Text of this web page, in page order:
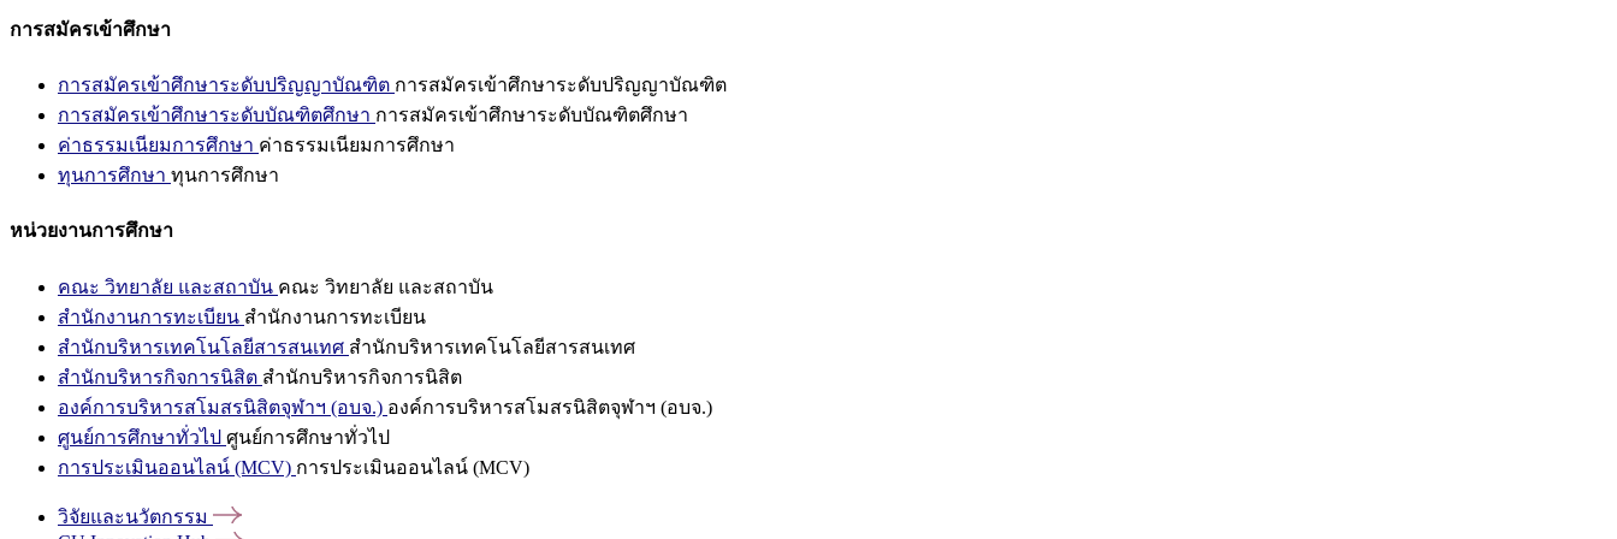
การสมัครเข้าศึกษา
การสมัครเข้าศึกษาระดับปริญญาบัณฑิต การสมัครเข้าศึกษาระดับปริญญาบัณฑิต
การสมัครเข้าศึกษาระดับบัณฑิตศึกษา การสมัครเข้าศึกษาระดับบัณฑิตศึกษา
ค่าธรรมเนียมการศึกษา ค่าธรรมเนียมการศึกษา
ทุนการศึกษา ทุนการศึกษา
หน่วยงานการศึกษา
คณะ วิทยาลัย และสถาบัน คณะ วิทยาลัย และสถาบัน
สำนักงานการทะเบียน สำนักงานการทะเบียน
สำนักบริหารเทคโนโลยีสารสนเทศ สำนักบริหารเทคโนโลยีสารสนเทศ
สำนักบริหารกิจการนิสิต สำนักบริหารกิจการนิสิต
องค์การบริหารสโมสรนิสิตจุฬาฯ (อบจ.) องค์การบริหารสโมสรนิสิตจุฬาฯ (อบจ.)
ศูนย์การศึกษาทั่วไป ศูนย์การศึกษาทั่วไป
การประเมินออนไลน์ (MCV) การประเมินออนไลน์ (MCV)
วิจัยและนวัตกรรม